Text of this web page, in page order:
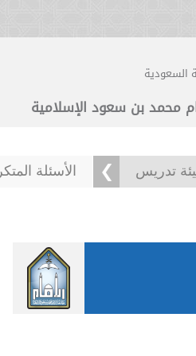
السعودية
محمد بن سعود الإسلامية
تدريس الأسئلة